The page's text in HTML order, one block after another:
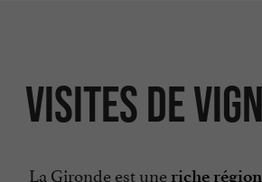
Visites de
La Gironde est une riche